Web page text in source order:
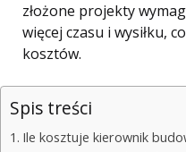
złożone projekty
więcej czasu i wysiłku,
kosztów.
Spis treści
Ile kosztuje kierownik